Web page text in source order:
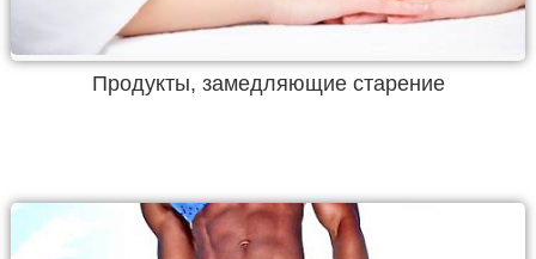
Продукты, замедляющие старение